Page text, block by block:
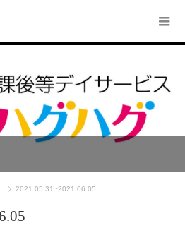
2021.05.31~2021.06.05